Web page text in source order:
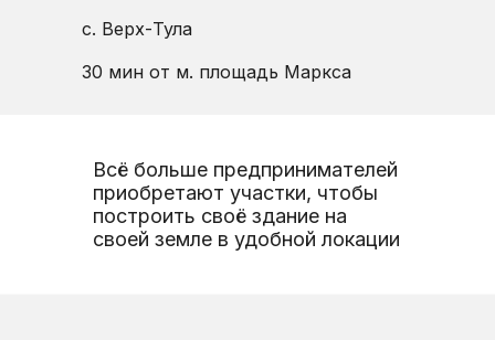
с. Верх-Тула
30 мин от м. площадь Маркса
Всё больше предпринимателей
приобретают участки, чтобы
построить своё здание на
своей земле в удобной локации